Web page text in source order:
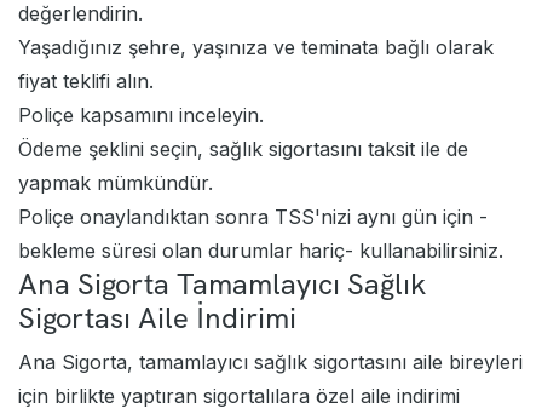
değerlendirin.
Yaşadığınız şehre, yaşınıza ve teminata bağlı olarak
fiyat teklifi alın.
Poliçe kapsamını inceleyin.
Ödeme şeklini seçin, sağlık sigortasını taksit ile de
yapmak mümkündür.
Poliçe onaylandıktan sonra TSS'nizi aynı gün için -
bekleme süresi olan durumlar hariç- kullanabilirsiniz.
Ana Sigorta Tamamlayıcı Sağlık
Sigortası Aile İndirimi
Ana Sigorta, tamamlayıcı sağlık sigortasını aile bireyleri
için birlikte yaptıran sigortalılara özel aile indirimi